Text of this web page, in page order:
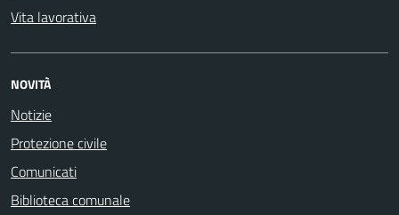
Vita lavorativa
NOVITÀ
Notizie
Protezione civile
Comunicati
Biblioteca comunale